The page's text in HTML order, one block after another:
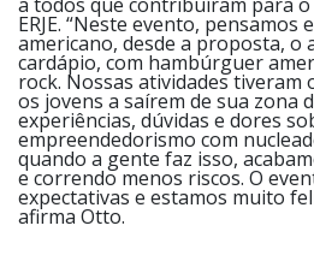
a todos que contribuíram para o
ERJE. “Neste evento,
americano, desde a proposta, o
cardápio, com hambúrguer
rock. Nossas atividades
os jovens a saírem de sua zona
experiências, dúvidas e dores
empreendedorismo com
quando a gente faz isso,
e correndo menos riscos. O
expectativas e estamos muito
afirma Otto.